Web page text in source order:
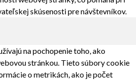
skúsenosti pre návštevníkov.
na pochopenie toho, ako
stránkou. Tieto súbory cookie
o metrikách, ako je počet